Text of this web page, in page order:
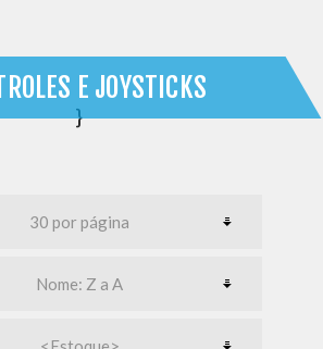
}
E JOYSTICKS